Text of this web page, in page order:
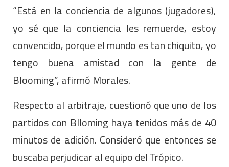
“Está en la conciencia de algunos (jugadores),
yo sé que la conciencia les remuerde, estoy
convencido, porque el mundo es tan chiquito, yo
tengo buena amistad con la gente de
Blooming”, afirmó Morales.
Respecto al arbitraje, cuestionó que uno de los
partidos con Blloming haya tenidos más de 40
minutos de adición. Consideró que entonces se
buscaba perjudicar al equipo del Trópico.